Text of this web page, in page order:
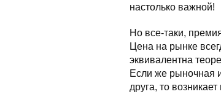
настолько важной!
Но все-таки,
Цена на рынке
эквивалентна
Если же рыночная
друга, то